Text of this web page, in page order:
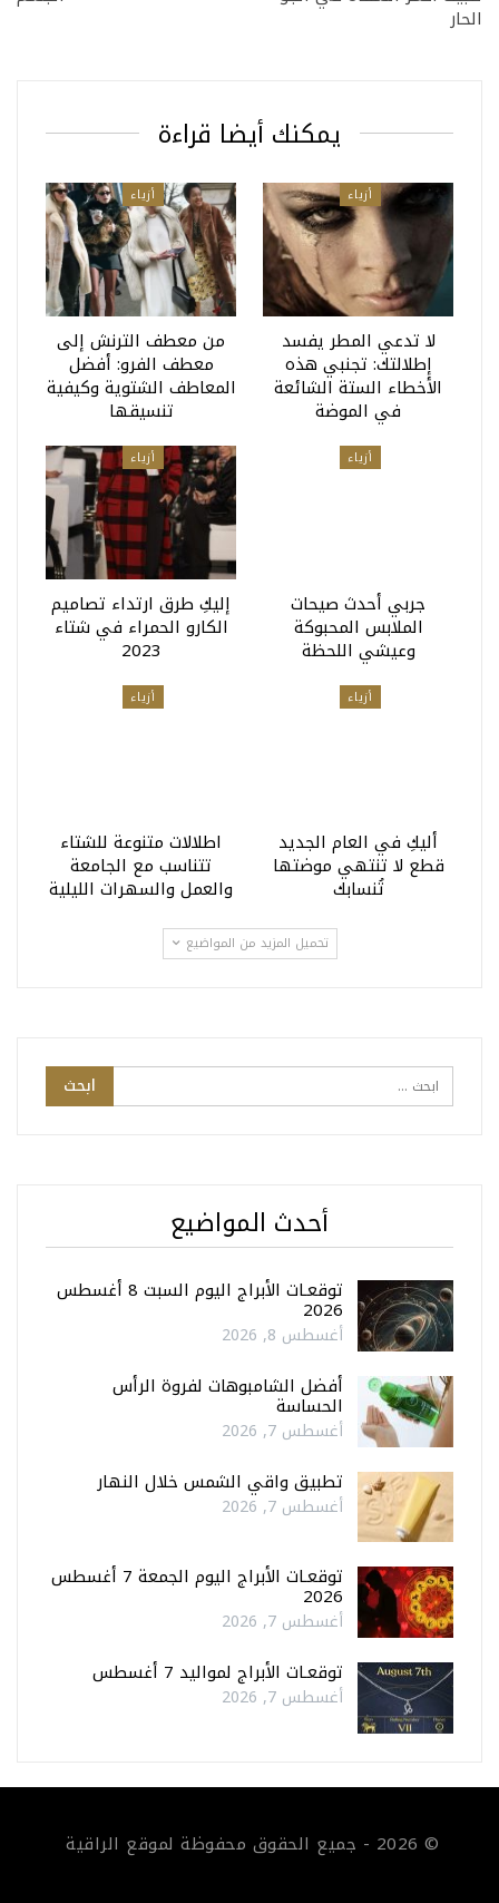
الحار
يمكنك أيضا قراءة
أزياء
لا تدعي المطر يفسد
إطلالتك: تجنبي هذه
الأخطاء الستة الشائعة
في الموضة
أزياء
من معطف الترنش إلى
معطف الفرو: أفضل
المعاطف الشتوية وكيفية
تنسيقها
أزياء
جربي أحدث صيحات
الملابس المحبوكة
وعيشي اللحظة
أزياء
إليكِ طرق ارتداء تصاميم
الكارو الحمراء في شتاء
2023
أزياء
أليكِ في العام الجديد
قطع لا تنتهي موضتها
تُنسابك
أزياء
اطلالات متنوعة للشتاء
تتناسب مع الجامعة
والعمل والسهرات الليلية
تحميل المزيد من المواضيع
أحدث المواضيع
توقعـات الأبراج اليوم السبت 8 أغسطس
2026
أغسطس 8, 2026
أفضل الشامبوهات لفروة الرأس
الحساسة
أغسطس 7, 2026
تطبيق واقي الشمس خلال النهار
أغسطس 7, 2026
توقعـات الأبراج اليوم الجمعة 7 أغسطس
2026
أغسطس 7, 2026
توقعـات الأبراج لمواليد 7 أغسطس
أغسطس 7, 2026
© 2026 - جميع الحقوق محفوظة لموقع الراقية